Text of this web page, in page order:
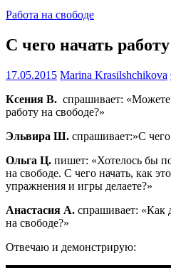
Работа на свободе
С чего начать
17.05.2015 Marina Krasilshchikova
Ксения В. спрашивает: «Можете
работу на свободе?»
Эльвира Ш. спрашивает:»С чего
Ольга Ц. пишет: «Хотелось бы
на свободе. С чего начать, как
упражнения и игры делаете?»
Анастасия А. спрашивает: «Как
на свободе?»
Отвечаю и демонстрирую: